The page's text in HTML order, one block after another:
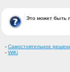
Это может быть
- Самостоятельное
- WiKi